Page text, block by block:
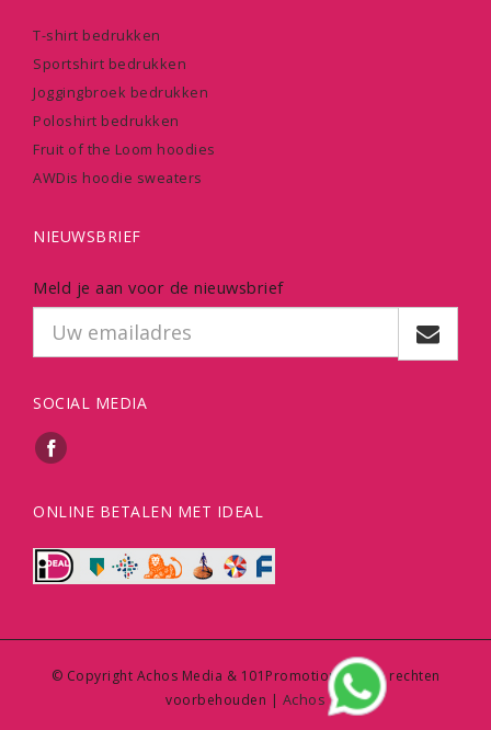
T-shirt bedrukken
Sportshirt bedrukken
Joggingbroek bedrukken
Poloshirt bedrukken
Fruit of the Loom hoodies
AWDis hoodie sweaters
NIEUWSBRIEF
Meld je aan voor de nieuwsbrief
SOCIAL MEDIA
ONLINE BETALEN MET IDEAL
© Copyright Achos Media & 101Promotions | Alle rechten
voorbehouden | Achos